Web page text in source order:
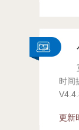
时间
更新